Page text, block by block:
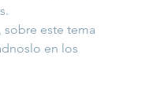
sobre este tema
en los